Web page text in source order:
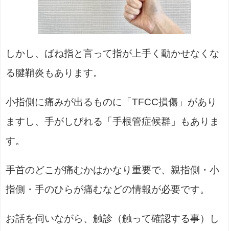
しかし、ばね指と言って指が上手く動かせなくな
る腱鞘炎もあります。
小指側に痛みが出るものに「TFCC損傷」があり
ますし、手がしびれる「手根管症候群」もありま
す。
手首のどこが痛むかはかなり重要で、親指側・小
指側・手のひらが痛むなどの情報が必要です。
お話を伺いながら、触診（触って確認する事）し